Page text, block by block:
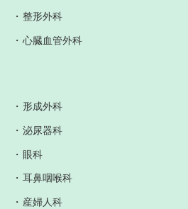
整形外科
心臓血管外科
形成外科
泌尿器科
眼科
耳鼻咽喉科
産婦人科